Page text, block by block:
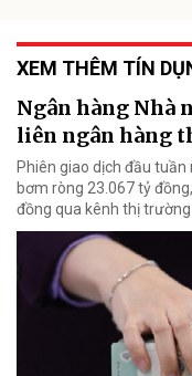
XEM THÊM TÍN
Ngân hàng Nhà
liên ngân hàng
Phiên giao dịch đầu tuần
bơm ròng 23.067 tỷ
đồng qua kênh thị trường